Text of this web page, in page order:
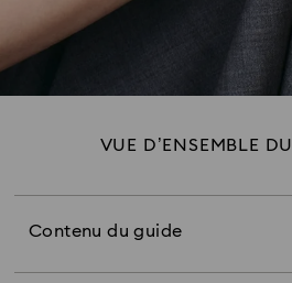
VUE D’ENSEMBLE
Contenu du guide
Superposer différents
Créer un contraste
Porter plusieurs bagues
Choisir les couleurs des